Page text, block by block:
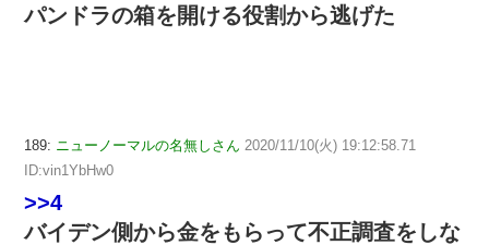
パンドラの箱を開ける役割から逃げた
189: ニューノーマルの名無しさん 2020/11/10(火) 19:12:58.71
ID:vin1YbHw0
>>4
バイデン側から金をもらって不正調査をしな